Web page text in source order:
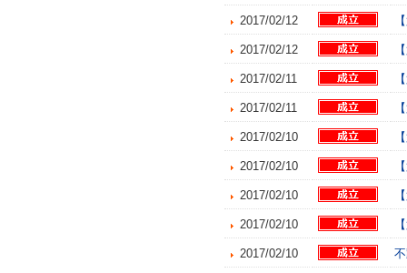
2017/02/12
2017/02/12
2017/02/11
2017/02/11
2017/02/10
2017/02/10
2017/02/10
2017/02/10
2017/02/10